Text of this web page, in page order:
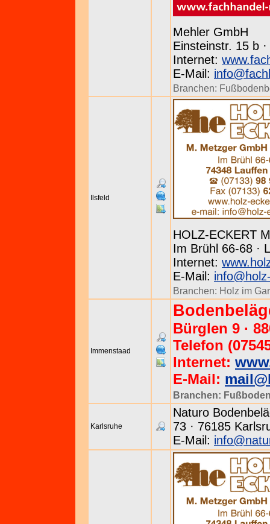
Mehler GmbH
Einsteinstr. 15 b
Internet:
E-Mail:
Branchen:
Ilsfeld
HOLZ-ECKERT
Im Brühl 66-68 ·
Internet:
E-Mail:
Branchen: Holz im
Immenstaad
Bürglen 9 ·
Telefon
Internet:
E-Mail:
Branchen:
Karlsruhe
Naturo
73 · 76185
E-Mail: